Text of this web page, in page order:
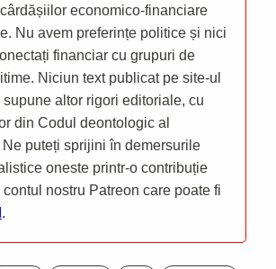
economico-financiare
Nu avem preferințe politice și nici
financiar cu grupuri de
Niciun text publicat pe site-ul
supune altor rigori editoriale, cu
din Codul deontologic al
puteți sprijini în demersurile
oneste printr-o contribuție
nostru Patreon care poate fi
.